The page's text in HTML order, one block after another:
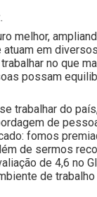
melhor,
em
no que
possam
trabalhar do
de
fomos
de sermos
de 4,6 no
de